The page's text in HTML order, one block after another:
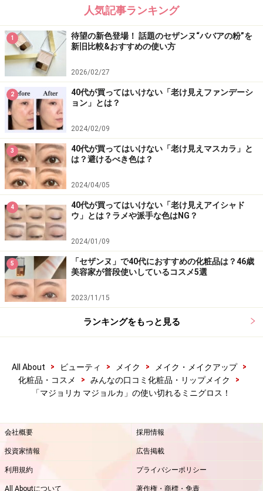
人気記事ランキング
1
待望の新色登場！ 話題のセザンヌ“ババアの粉”を
新旧比較&おすすめの使い方
2026/02/27
2
40代が買ってはいけない「老け見えファンデーシ
ョン」とは？
2024/02/09
3
40代が買ってはいけない「老け見えマスカラ」と
は？避けるべき色は？
2024/04/05
4
40代が買ってはいけない「老け見えアイシャド
ウ」とは？ラメや派手な色はNG？
2024/01/09
5
「セザンヌ」で40代におすすめの化粧品は？46歳
美容家が普段使いしているコスメ5選
2023/11/15
ランキングをもっと見る
All About > ビューティ > メイク > メイク・メイクアップ
>
化粧品・コスメ
> みんなの口コミ化粧品・リップメイク
>
「マジョリカ マジョルカ」の使い切れるミニグロス！
会社概要 採用情報
投資家情報 広告掲載
利用規約 プライバシーポリシー
All Aboutについて 著作権・商標・免責